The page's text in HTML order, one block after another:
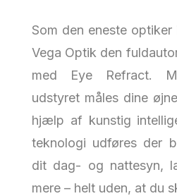
Som den eneste
Vega Optik den
med Eye Refract.
udstyret måles dine
hjælp af kunstig
teknologi udføres der
dit dag- og nattesyn,
mere – helt uden, at du